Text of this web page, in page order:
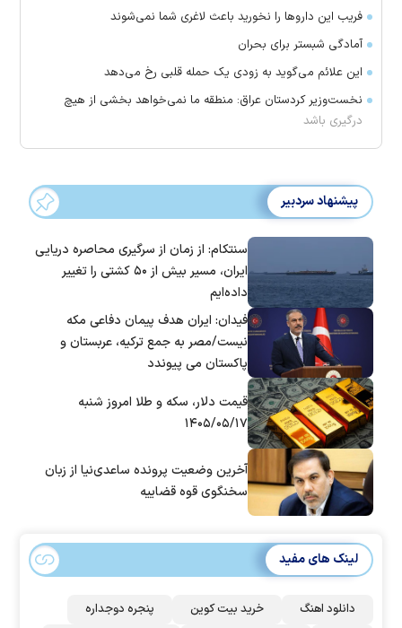
فریب این دارو‌ها را نخورید باعث لاغری شما نمی‌شوند
آمادگی شبستر برای بحران
این علائم می‌گوید به زودی یک حمله قلبی رخ می‌دهد
نخست‌وزیر کردستان عراق: منطقه ما نمی‌خواهد بخشی از هیچ
درگیری باشد
پیشنهاد سردبیر
سنتکام: از زمان از سرگیری محاصره دریایی
ایران، مسیر بیش از ۵۰ کشتی را تغییر
داده‌ایم
فیدان: ایران هدف پیمان دفاعی مکه
نیست/مصر به جمع ترکیه، عربستان و
پاکستان می پیوندد
قیمت دلار، سکه و طلا امروز شنبه
۱۴۰۵/۰۵/۱۷
آخرین وضعیت پرونده ساعدی‌نیا از زبان
سخنگوی قوه قضاییه
لینک های مفید
دانلود اهنگ خرید بیت کوین
پنجره دوجداره